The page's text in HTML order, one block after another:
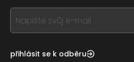
If
you
this,
přihlásit se k odběru